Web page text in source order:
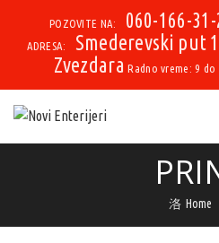
POZOVITE NA: 060-166-
ADRESA:
Smederevski put
Zvezdara Radno vreme: 9
Home